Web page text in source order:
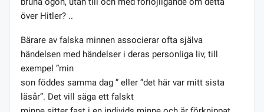
över Hitler? ..
Bärare av falska minnen associerar ofta själva
händelsen med händelser i deras personliga liv, till
exempel ”min
son föddes samma dag ” eller ”det här var mitt sista
läsår”. Det vill säga ett falskt